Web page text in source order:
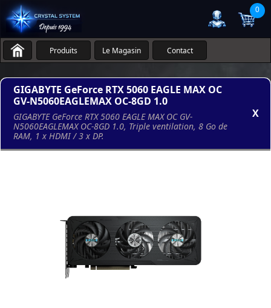
0
Produits Le Magasin Contact
GIGABYTE GeForce RTX 5060 EAGLE MAX OC
GV-N5060EAGLEMAX OC-8GD 1.0
GIGABYTE GeForce RTX 5060 EAGLE MAX OC GV-
N5060EAGLEMAX OC-8GD 1.0, Triple ventilation, 8 Go de
RAM, 1 x HDMI / 3 x DP.
X